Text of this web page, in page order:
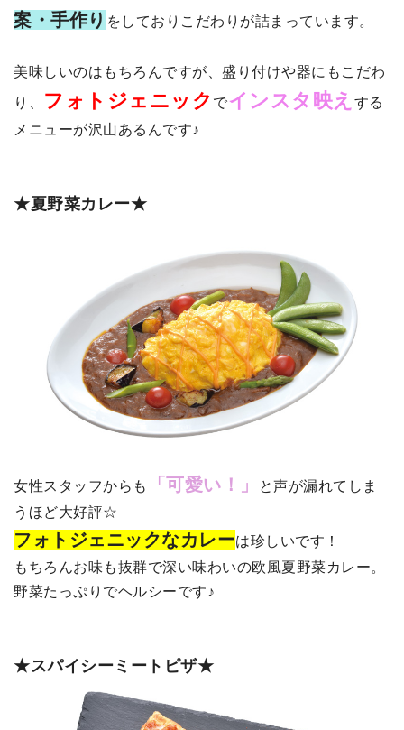
案・手作り をしておりこだわりが詰まっています。
美味しいのはもちろんですが、盛り付けや器にもこだわ
り、
フォトジェニック でインスタ映え する
メニューが沢山あるんです♪
★夏野菜カレー★
女性スタッフからも 「可愛い！」
と声が漏れてしま
うほど大好評☆
フォトジェニックなカレーは珍しいです！
もちろんお味も抜群で深い味わいの欧風夏野菜カレー。
野菜たっぷりでヘルシーです♪
★スパイシーミートピザ★